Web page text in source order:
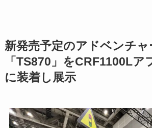
新発売予定のアドベンチ
「TS870」をCRF1100Lア
に装着し展示